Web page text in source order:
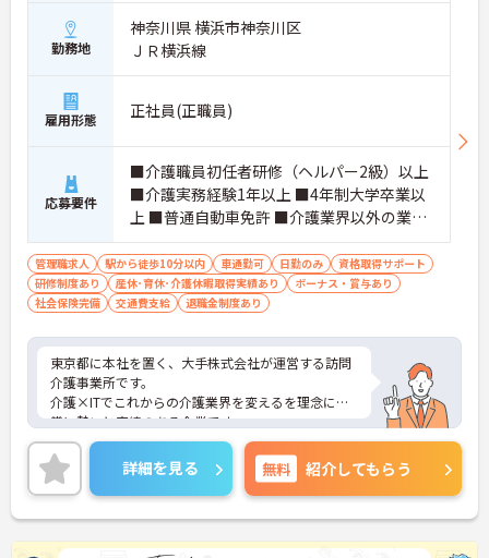
勤務地
神奈川県 横浜市神奈川区
ＪＲ横浜線
雇用形態 正社員(正職員)
応募要件
■介護職員初任者研修（ヘルパー2級）以上
■介護実務経験1年以上 ■4年制大学卒業以
上 ■普通自動車免許 ■介護業界以外の業界
経験がある方歓迎 ■介護業界以外でのマネ
ジメント経験がある方歓迎
管理職求人 駅から徒歩10分以内 車通勤可 日勤のみ
資格取得サポート
研修制度あり
産休･育休･介護休暇取得実績あり
ボーナス・賞与あり
社会保険完備
交通費支給 退職金制度あり
東京都に本社を置く、大手株式会社が運営する訪問
介護事業所です。
介護×ITでこれからの介護業界を変えるを理念に非
常に勢いと実績のある企業です。
充実したキャリアアップ制度に加え、曜日固定性の
ためプライベートも非常に充実できます。
今後増えてくる在宅介護での管理職経験を積み、他
の介護職との差別化を図ってみませんか？
詳細を見る 無料 紹介してもらう